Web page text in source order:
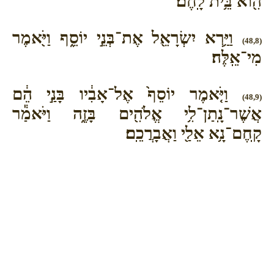
(48,8)
וַיַּ֥רְא יִשְׂרָאֵ֖ל אֶת־בְּנֵ֣י יוֹסֵ֑ף וַיֹּ֖אמֶר
מִי־אֵֽלֶּה׃
(48,9)
וַיֹּ֤אמֶר יוֹסֵף֙ אֶל־אָבִ֔יו בָּנַ֣י הֵ֔ם
אֲשֶׁר־נָֽתַן־לִ֥י אֱלֹהִ֖ים בָּזֶ֑ה וַיֹּאמַ֕ר
קָֽחֶם־נָ֥א אֵלַ֖י וַאֲבָרֲכֵֽם׃